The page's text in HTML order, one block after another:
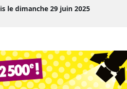
le dimanche 29 juin 2025